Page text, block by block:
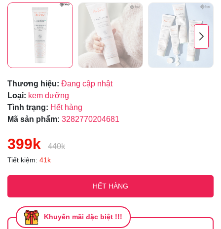
Thương hiệu: Đang cập nhật
Loại: kem dưỡng
Tình trạng: Hết hàng
Mã sản phẩm: 3282770204681
399k 440k
Tiết kiệm: 41k
HẾT HÀNG
Khuyến mãi đặc biệt !!!